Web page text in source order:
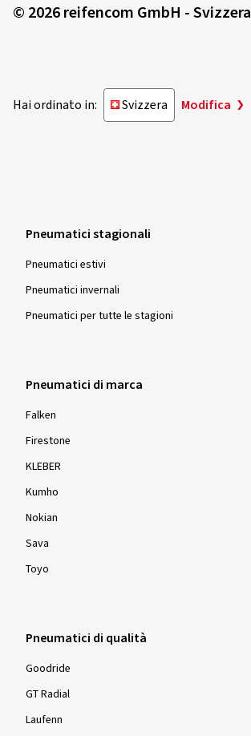
© 2026 reifencom GmbH - Svizzera
Hai ordinato in: Svizzera Modifica
Pneumatici stagionali
Pneumatici estivi
Pneumatici invernali
Pneumatici per tutte le stagioni
Pneumatici di marca
Falken
Firestone
KLEBER
Kumho
Nokian
Sava
Toyo
Pneumatici di qualità
Goodride
GT Radial
Laufenn